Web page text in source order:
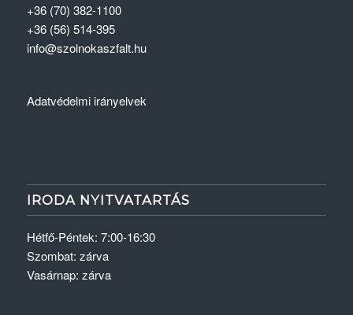
+36 (70) 382-1100
+36 (56) 514-395
info@szolnokaszfalt.hu
Adatvédelmi irányelvek
IRODA NYITVATARTÁS
Hétfő-Péntek: 7:00-16:30
Szombat: zárva
Vasárnap: zárva